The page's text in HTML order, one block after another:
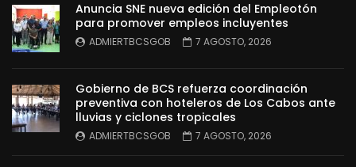
Anuncia SNE nueva edición del Empleotón
para promover empleos incluyentes
ADMIERTBCSGOB 7 AGOSTO, 2026
Gobierno de BCS refuerza coordinación
preventiva con hoteleros de Los Cabos ante
lluvias y ciclones tropicales
ADMIERTBCSGOB 7 AGOSTO, 2026